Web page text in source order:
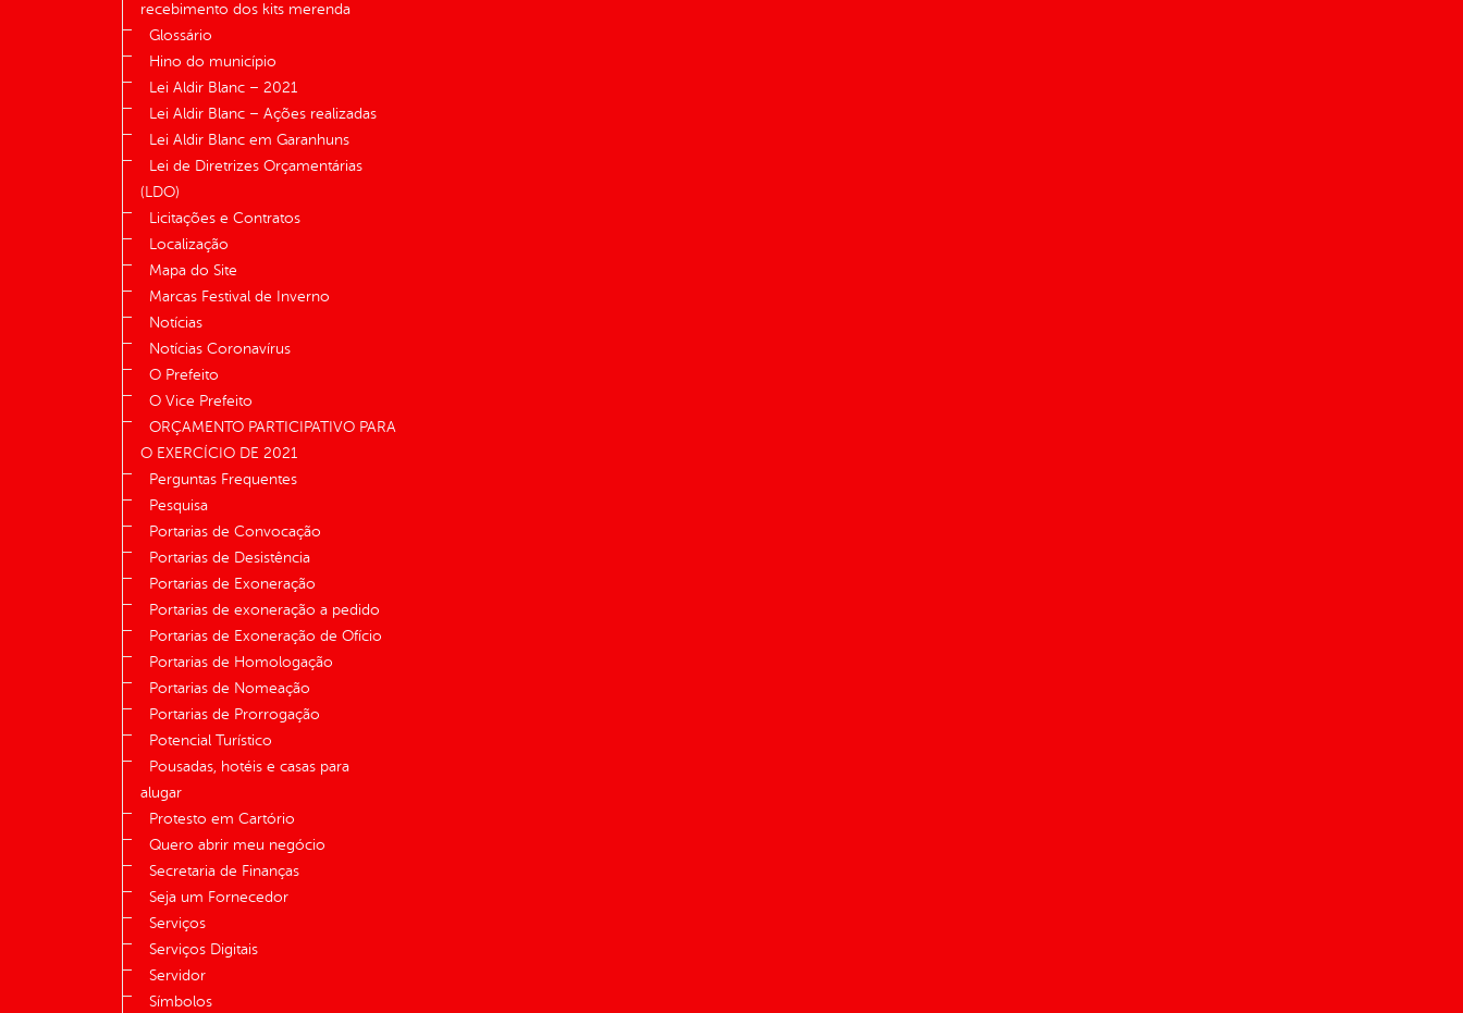
recebimento dos kits merenda
Glossário
Hino do município
Lei Aldir Blanc – 2021
Lei Aldir Blanc – Ações realizadas
Lei Aldir Blanc em Garanhuns
Lei de Diretrizes Orçamentárias
(LDO)
Licitações e Contratos
Localização
Mapa do Site
Marcas Festival de Inverno
Notícias
Notícias Coronavírus
O Prefeito
O Vice Prefeito
ORÇAMENTO PARTICIPATIVO PARA
O EXERCÍCIO DE 2021
Perguntas Frequentes
Pesquisa
Portarias de Convocação
Portarias de Desistência
Portarias de Exoneração
Portarias de exoneração a pedido
Portarias de Exoneração de Ofício
Portarias de Homologação
Portarias de Nomeação
Portarias de Prorrogação
Potencial Turístico
Pousadas, hotéis e casas para
alugar
Protesto em Cartório
Quero abrir meu negócio
Secretaria de Finanças
Seja um Fornecedor
Serviços
Serviços Digitais
Servidor
Símbolos